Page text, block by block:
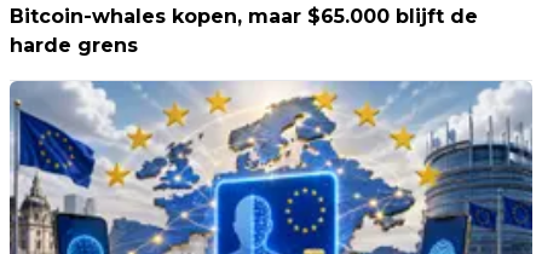
Bitcoin-whales kopen, maar $65.000 blijft de
harde grens